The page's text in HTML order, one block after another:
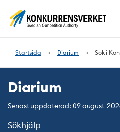
Startsida Diarium Sök i
Diarium
Senast uppdaterad: 09 augusti
Sökhjälp